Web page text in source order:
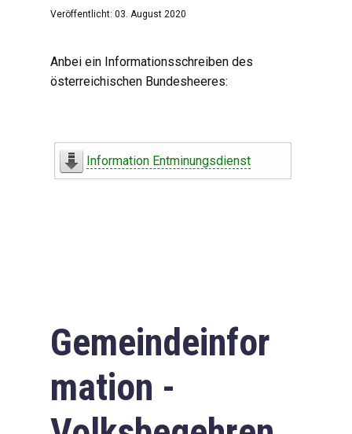
Veröffentlicht: 03. August 2020
Anbei ein Informationsschreiben des
österreichischen Bundesheeres:
Information Entminungsdienst
Gemeindeinfor
mation -